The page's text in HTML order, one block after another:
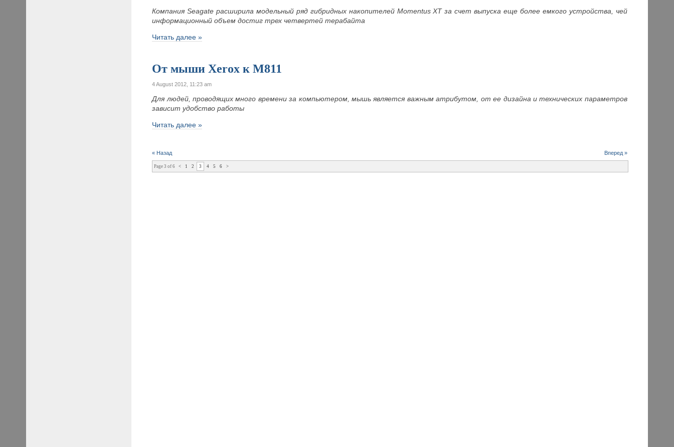
Компания Seagate расширила модельный ряд гибридных накопителей Momentus XT за счет выпуска еще более емкого устройства, чей
информационный объем достиг трех четвертей терабайта
Читать далее »
От мыши Xerox к M811
4 August 2012, 11:23 am
Для людей, проводящих много времени за компьютером, мышь является важным атрибутом, от ее дизайна и технических параметров
зависит удобство работы
Читать далее »
« Назад Вперед »
Page 3 of 6 < 1 2 3 4 5 6 >